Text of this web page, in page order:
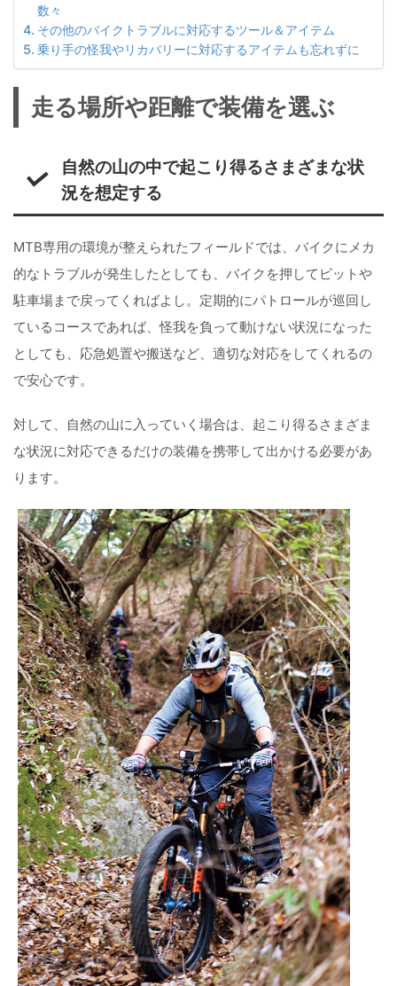
数々
その他のバイクトラブルに対応するツール＆アイテム
乗り手の怪我やリカバリーに対応するアイテムも忘れずに
走る場所や距離で装備を選ぶ
自然の山の中で起こり得るさまざまな状
況を想定する
MTB専用の環境が整えられたフィールドでは、バイクにメカ
的なトラブルが発生したとしても、バイクを押してピットや
駐車場まで戻ってくればよし。定期的にパトロールが巡回し
ているコースであれば、怪我を負って動けない状況になった
としても、応急処置や搬送など、適切な対応をしてくれるの
で安心です。
対して、自然の山に入っていく場合は、起こり得るさまざま
な状況に対応できるだけの装備を携帯して出かける必要があ
ります。